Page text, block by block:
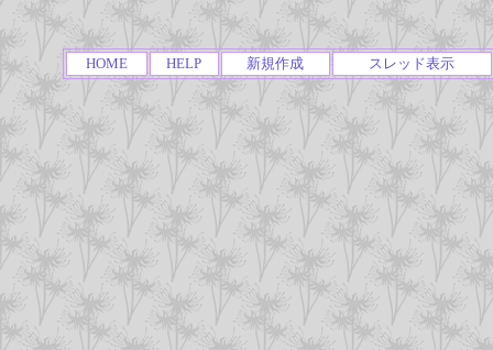
HOME HELP 新規作成 スレッド表示